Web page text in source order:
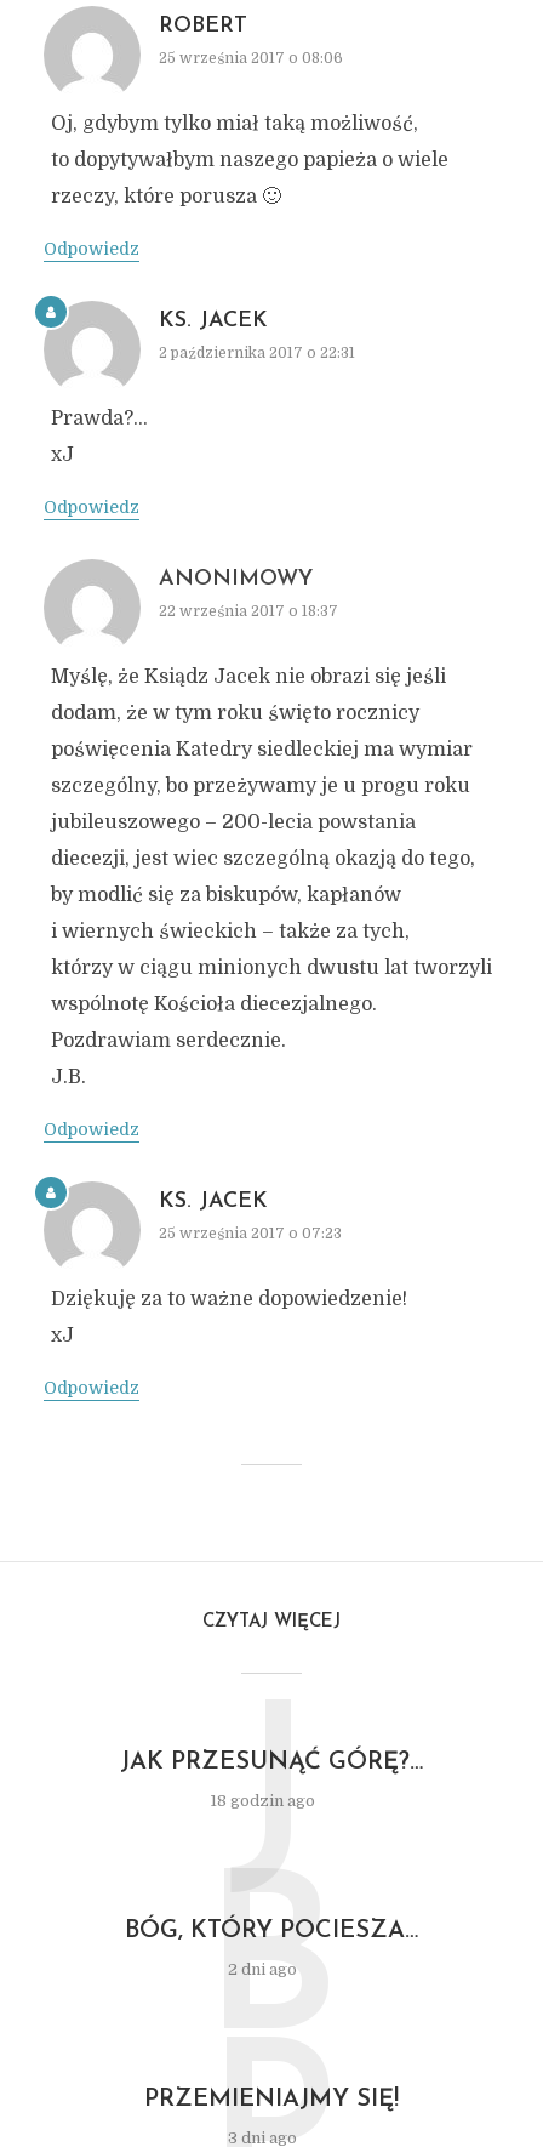
ROBERT
25 września 2017 o 08:06
Oj, gdybym tylko miał taką możliwość,
to dopytywałbym naszego papieża o wiele
rzeczy, które porusza 🙂
Odpowiedz
KS. JACEK
2 października 2017 o 22:31
Prawda?…
xJ
Odpowiedz
ANONIMOWY
22 września 2017 o 18:37
Myślę, że Ksiądz Jacek nie obrazi się jeśli
dodam, że w tym roku święto rocznicy
poświęcenia Katedry siedleckiej ma wymiar
szczególny, bo przeżywamy je u progu roku
jubileuszowego – 200-lecia powstania
diecezji, jest wiec szczególną okazją do tego,
by modlić się za biskupów, kapłanów
i wiernych świeckich – także za tych,
którzy w ciągu minionych dwustu lat tworzyli
wspólnotę Kościoła diecezjalnego.
Pozdrawiam serdecznie.
J.B.
Odpowiedz
KS. JACEK
25 września 2017 o 07:23
Dziękuję za to ważne dopowiedzenie!
xJ
Odpowiedz
CZYTAJ WIĘCEJ
JAK PRZESUNĄĆ GÓRĘ?…
18 godzin ago
J
BÓG, KTÓRY POCIESZA…
2 dni ago
B
PRZEMIENIAJMY SIĘ!
3 dni ago